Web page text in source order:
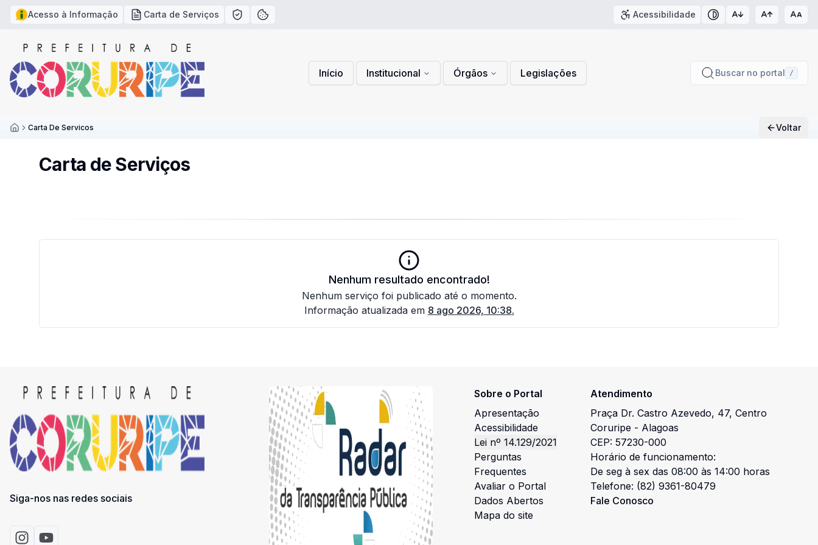
Acesso à Informação Carta de Serviços Política de Privacidade
Política de Cookies Acessibilidade Contraste
Início Institucional Órgãos Legislações Buscar no portal /
Carta De Servicos Voltar
Carta de Serviços
Nenhum resultado encontrado!
Nenhum serviço foi publicado até o momento.
Informação atualizada em 8 ago 2026, 10:38.
Siga-nos nas redes sociais
Acessar Instagram
Acessar Youtube
Sobre o Portal
Apresentação
Acessibilidade
Lei nº 14.129/2021
Perguntas
Frequentes
Avaliar o Portal
Dados Abertos
Mapa do site
Atendimento
Praça Dr. Castro Azevedo, 47,Centro
Coruripe - Alagoas
CEP:57230-000
Horário de funcionamento:
De seg à sex das 08:00 às 14:00 horas
Telefone: (82) 9361-80479
Fale Conosco